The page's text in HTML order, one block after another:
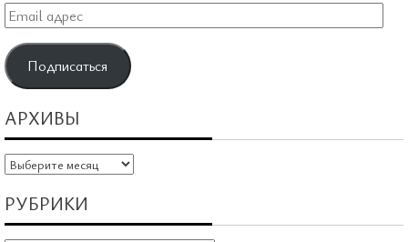
Email
адрес
Подписаться
АРХИВЫ
Архивы
РУБРИКИ